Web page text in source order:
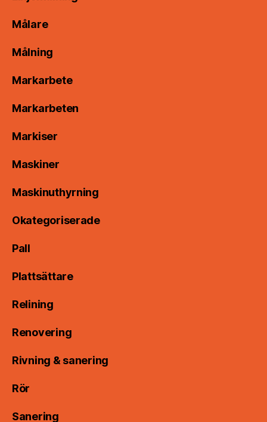
Målare
Målning
Markarbete
Markarbeten
Markiser
Maskiner
Maskinuthyrning
Okategoriserade
Pall
Plattsättare
Relining
Renovering
Rivning & sanering
Rör
Sanering